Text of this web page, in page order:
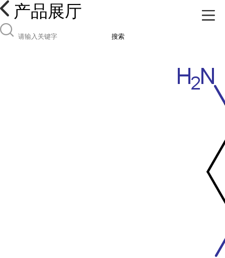
产品展厅
搜索